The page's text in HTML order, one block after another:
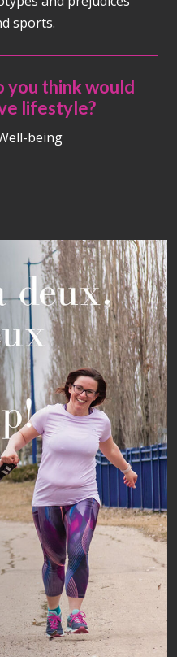
sports.
you think would
lifestyle?
being